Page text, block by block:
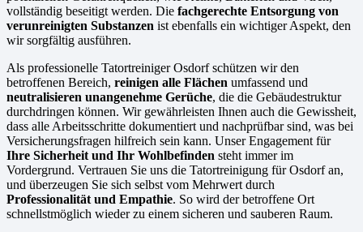
vollständig beseitigt werden. Die fachgerechte Entsorgung von
verunreinigten Substanzen ist ebenfalls ein wichtiger Aspekt, den
wir sorgfältig ausführen.
Als professionelle Tatortreiniger Osdorf schützen wir den
betroffenen Bereich, reinigen alle Flächen umfassend und
neutralisieren unangenehme Gerüche, die die Gebäudestruktur
durchdringen können. Wir gewährleisten Ihnen auch die Gewissheit,
dass alle Arbeitsschritte dokumentiert und nachprüfbar sind, was bei
Versicherungsfragen hilfreich sein kann. Unser Engagement für
Ihre Sicherheit und Ihr Wohlbefinden steht immer im
Vordergrund. Vertrauen Sie uns die Tatortreinigung für Osdorf an,
und überzeugen Sie sich selbst vom Mehrwert durch
Professionalität und Empathie. So wird der betroffene Ort
schnellstmöglich wieder zu einem sicheren und sauberen Raum.